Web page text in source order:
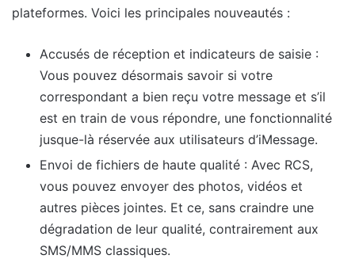
plateformes. Voici les principales nouveautés :
Accusés de réception et indicateurs de saisie :
Vous pouvez désormais savoir si votre
correspondant a bien reçu votre message et s’il
est en train de vous répondre, une fonctionnalité
jusque-là réservée aux utilisateurs d’iMessage.
Envoi de fichiers de haute qualité : Avec RCS,
vous pouvez envoyer des photos, vidéos et
autres pièces jointes. Et ce, sans craindre une
dégradation de leur qualité, contrairement aux
SMS/MMS classiques.